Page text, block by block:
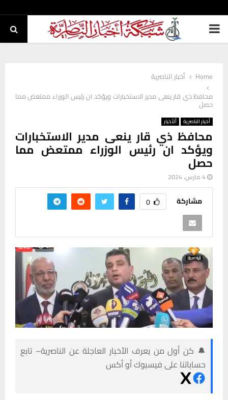
PRIMARY
Home
أخبار الناصرية
محافظ ذي قار ينعى مدير الاستخبارات ويؤكد ان رئيس الوزراء ممتعض مما
حصل
أخبار الناصرية ألأخبار
محافظ ذي قار ينعى مدير الاستخبارات
ويؤكد ان رئيس الوزراء ممتعض مما
حصل
4 مارس، 2024
مشاركة 0
🔔 كن أول من يعرف الأخبار العاجلة عن الناصرية– تابع
حساباتنا على فيسبوك أو أكس